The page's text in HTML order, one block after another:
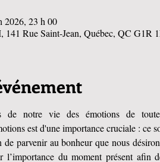
2026, 23 h 00
Rue Saint-Jean, Québec, QC G1R
notre vie des émotions de
est d'une importance cruciale : ce
parvenir au bonheur que nous
l’importance du moment présent afin